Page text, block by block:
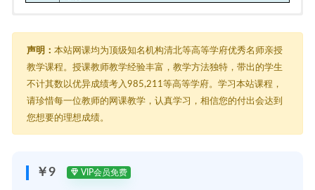
├─ 第一课时：抖店无货源的思路及核心要领.mp4
├─ 第七课时：抖店权重提升秘籍（1）.mp4
├─ 第九课时：如何优化店铺快速出单.mp4
├─ 第二课时：开店前期准备和流程.mp4
├─ 第五课时：精细化选品之同行截流3招.mp4
├─ 第八课时：抖店权重提升秘籍（2）.mp4
声明： 本站网课均为顶级知名机构清北等高等学府优秀名师亲授
教学课程。授课教师教学经验丰富，教学方法独特，带出的学生
不计其数以优异成绩考入985,211等高等学府。学习本站课程，
请珍惜每一位教师的网课教学，认真学习，相信您的付出会达到
您想要的理想成绩。
￥9 VIP会员免费